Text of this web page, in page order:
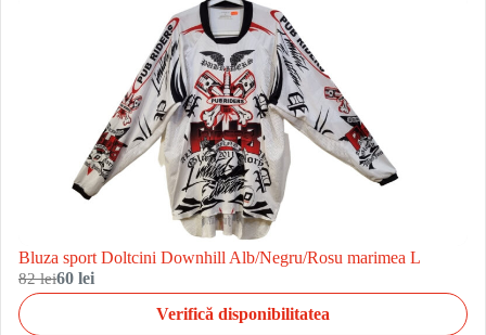
Bluza sport Doltcini Downhill Alb/Negru/Rosu marimea L
82 lei60 lei
Verifică disponibilitatea